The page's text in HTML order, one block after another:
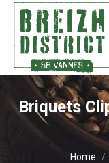
Briquets
You are here:Home